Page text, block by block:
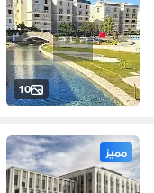
10
مميز